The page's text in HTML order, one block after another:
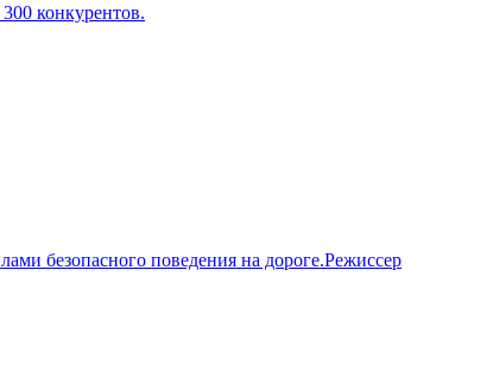
конкурентов.
безопасного поведения на дороге.Режиссер